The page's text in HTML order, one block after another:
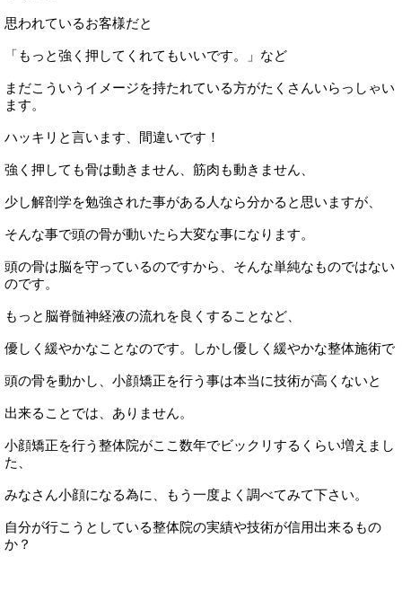
思われているお客様だと
「もっと強く押してくれてもいいです。」など
まだこういうイメージを持たれている方がたくさんいらっしゃい
ます。
ハッキリと言います、間違いです！
強く押しても骨は動きません、筋肉も動きません、
少し解剖学を勉強された事がある人なら分かると思いますが、
そんな事で頭の骨が動いたら大変な事になります。
頭の骨は脳を守っているのですから、そんな単純なものではない
のです。
もっと脳脊髄神経液の流れを良くすることなど、
優しく緩やかなことなのです。しかし優しく緩やかな整体施術で
頭の骨を動かし、小顔矯正を行う事は本当に技術が高くないと
出来ることでは、ありません。
小顔矯正を行う整体院がここ数年でビックリするくらい増えまし
た、
みなさん小顔になる為に、もう一度よく調べてみて下さい。
自分が行こうとしている整体院の実績や技術が信用出来るもの
か？